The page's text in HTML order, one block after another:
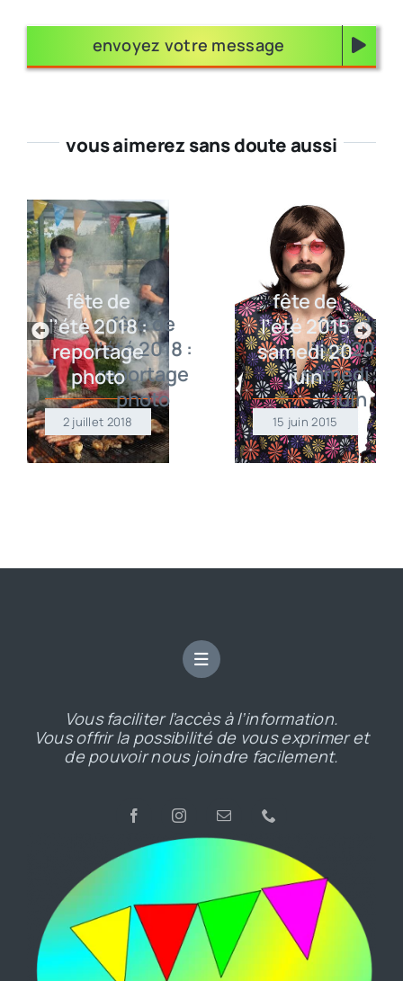
envoyez votre message
vous aimerez sans doute aussi
fête de
l’été 2018 :
reportage
photo
2 juillet 2018
fête de
l’été 2015
samedi 20
juin
15 juin 2015
Vous faciliter l’accès à l’information.
Vous offrir la possibilité de vous exprimer et
de pouvoir nous joindre facilement.